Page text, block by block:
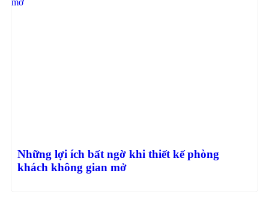
Những lợi ích bất ngờ khi thiết kế phòng
khách không gian mở